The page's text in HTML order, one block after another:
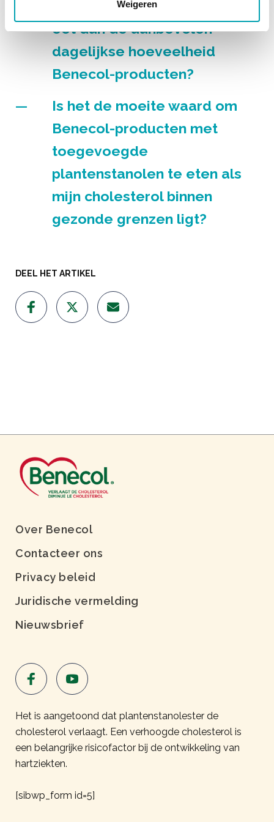
Weigeren
Wat gebeurt er als ik minder
eet dan de aanbevolen
dagelijkse hoeveelheid
Benecol-producten?
Is het de moeite waard om
Benecol-producten met
toegevoegde
plantenstanolen te eten als
mijn cholesterol binnen
gezonde grenzen ligt?
DEEL HET ARTIKEL
Over Benecol
Contacteer ons
Privacy beleid
Juridische vermelding
Nieuwsbrief
Het is aangetoond dat plantenstanolester de
cholesterol verlaagt. Een verhoogde cholesterol is
een belangrijke risicofactor bij de ontwikkeling van
hartziekten.
[sibwp_form id=5]